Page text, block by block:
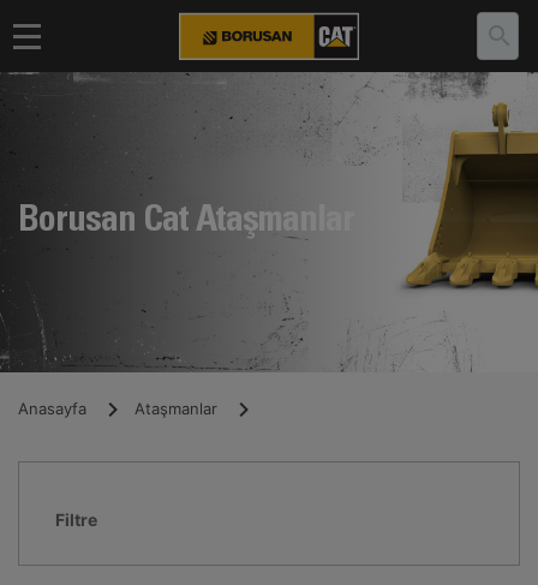
Borusan Cat Ataşmanlar
Anasayfa Ataşmanlar
Filtre